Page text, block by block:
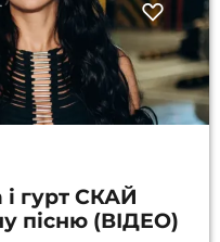
і гурт СКАЙ
пісню (ВІДЕО)